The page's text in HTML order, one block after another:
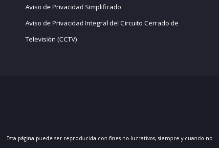
Aviso de Privacidad Simplificado
Aviso de Privacidad Integral del Circuito Cerrado de
Televisión (CCTV)
Esta página puede ser reproducida con fines no lucrativos, siempre y cuando no